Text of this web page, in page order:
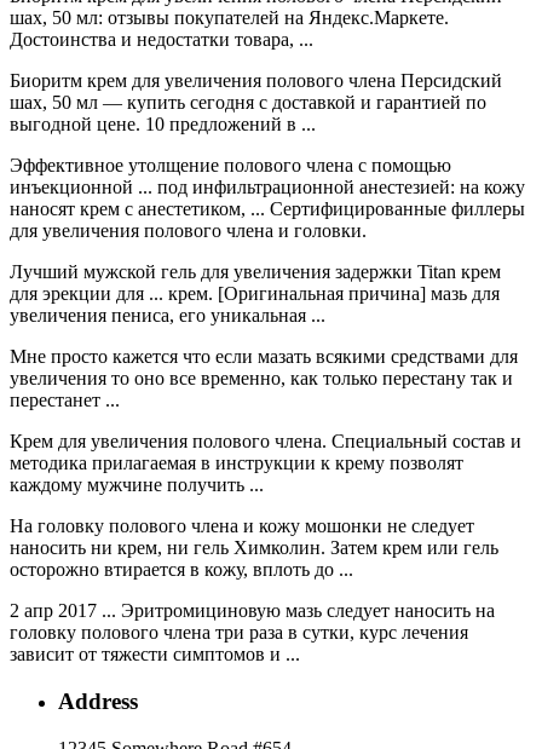
шах, 50 мл: отзывы покупателей на Яндекс.Маркете.
Достоинства и недостатки товара, ...
Биоритм крем для увеличения полового члена Персидский
шах, 50 мл — купить сегодня c доставкой и гарантией по
выгодной цене. 10 предложений в ...
Эффективное утолщение полового члена с помощью
инъекционной ... под инфильтрационной анестезией: на кожу
наносят крем с анестетиком, ... Сертифицированные филлеры
для увеличения полового члена и головки.
Лучший мужской гель для увеличения задержки Titan крем
для эрекции для ... крем. [Оригинальная причина] мазь для
увеличения пениса, его уникальная ...
Мне просто кажется что если мазать всякими средствами для
увеличения то оно все временно, как только перестану так и
перестанет ...
Крем для увеличения полового члена. Специальный состав и
методика прилагаемая в инструкции к крему позволят
каждому мужчине получить ...
На головку полового члена и кожу мошонки не следует
наносить ни крем, ни гель Химколин. Затем крем или гель
осторожно втирается в кожу, вплоть до ...
2 апр 2017 ... Эритромициновую мазь следует наносить на
головку полового члена три раза в сутки, курс лечения
зависит от тяжести симптомов и ...
Address